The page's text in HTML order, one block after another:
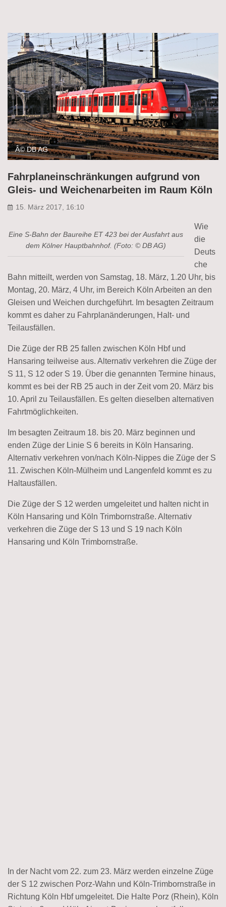
Â© DB AG
Fahrplaneinschränkungen aufgrund von
Gleis- und Weichenarbeiten im Raum Köln
15. März 2017, 16:10
Eine S-Bahn der Baureihe ET 423 bei der Ausfahrt aus
dem Kölner Hauptbahnhof. (Foto: © DB AG)
Wie
die
Deuts
che
Bahn mitteilt, werden von Samstag, 18. März, 1.20 Uhr, bis
Montag, 20. März, 4 Uhr, im Bereich Köln Arbeiten an den
Gleisen und Weichen durchgeführt. Im besagten Zeitraum
kommt es daher zu Fahrplanänderungen, Halt- und
Teilausfällen.
Die Züge der RB 25 fallen zwischen Köln Hbf und
Hansaring teilweise aus. Alternativ verkehren die Züge der
S 11, S 12 oder S 19. Über die genannten Termine hinaus,
kommt es bei der RB 25 auch in der Zeit vom 20. März bis
10. April zu Teilausfällen. Es gelten dieselben alternativen
Fahrtmöglichkeiten.
Im besagten Zeitraum 18. bis 20. März beginnen und
enden Züge der Linie S 6 bereits in Köln Hansaring.
Alternativ verkehren von/nach Köln-Nippes die Züge der S
11. Zwischen Köln-Mülheim und Langenfeld kommt es zu
Haltausfällen.
Die Züge der S 12 werden umgeleitet und halten nicht in
Köln Hansaring und Köln Trimbornstraße. Alternativ
verkehren die Züge der S 13 und S 19 nach Köln
Hansaring und Köln Trimbornstraße.
In der Nacht vom 22. zum 23. März werden einzelne Züge
der S 12 zwischen Porz-Wahn und Köln-Trimbornstraße in
Richtung Köln Hbf umgeleitet. Die Halte Porz (Rhein), Köln